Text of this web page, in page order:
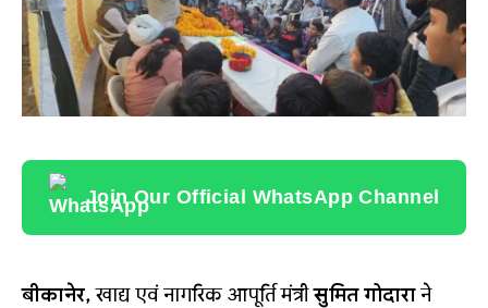
Join Our Official WhatsApp Channel
बीकानेर,खाद्य एवं नागरिक आपूर्ति मंत्रीसुमित गोदाराने